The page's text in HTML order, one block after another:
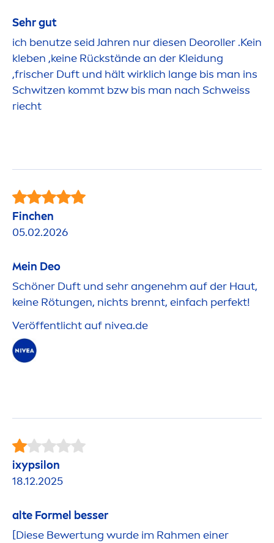
Sehr gut
ich benutze seid Jahren nur diesen Deoroller .Kein
kleben ,keine Rückstände an der Kleidung
,frischer Duft und hält wirklich lange bis man ins
Schwitzen kommt bzw bis man nach Schweiss
riecht
Finchen
05.02.2026
Mein Deo
Schöner Duft und sehr angenehm auf der Haut,
keine Rötungen, nichts brennt, einfach perfekt!
Veröffentlicht auf nivea.de
ixypsilon
18.12.2025
alte Formel besser
[Diese Bewertung wurde im Rahmen einer